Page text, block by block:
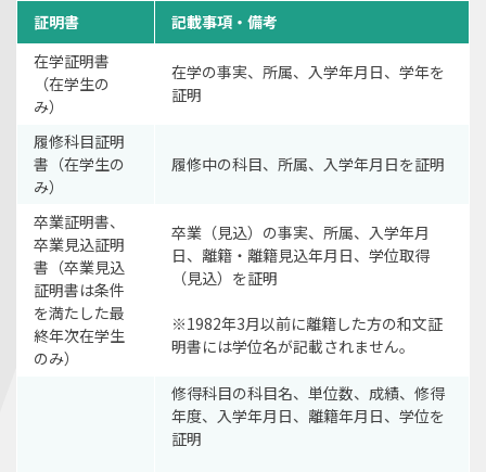
証明書
記載事項・備考
在学証明書
（在学生の
み）
在学の事実、所属、入学年月日、学年を
証明
履修科目証明
書（在学生の
み）
履修中の科目、所属、入学年月日を証明
卒業証明書、
卒業見込証明
書（卒業見込
証明書は条件
を満たした最
終年次在学生
のみ）
卒業（見込）の事実、所属、入学年月
日、離籍・離籍見込年月日、学位取得
（見込）を証明
※1982年3月以前に離籍した方の和文証
明書には学位名が記載されません。
修得科目の科目名、単位数、成績、修得
年度、入学年月日、離籍年月日、学位を
証明